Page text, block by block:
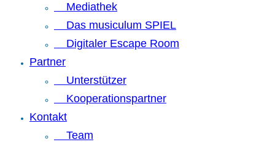
Mediathek
Das musiculum SPIEL
Digitaler Escape Room
Partner
Unterstützer
Kooperationspartner
Kontakt
Team